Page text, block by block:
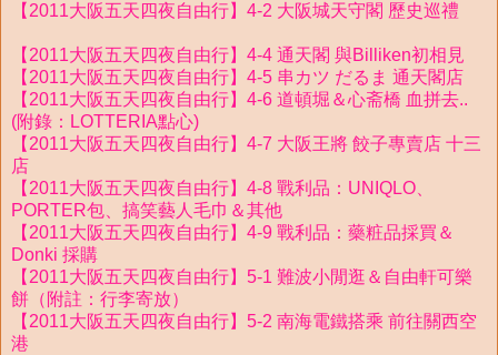
【2011大阪五天四夜自由行】4-2 大阪城天守閣 歷史巡禮
【2011大阪五天四夜自由行】4-4 通天閣 與Billiken初相見
【2011大阪五天四夜自由行】4-5 串カツ だるま 通天閣店
【2011大阪五天四夜自由行】4-6 道頓堀＆心斋橋 血拼去..
(附錄：LOTTERIA點心)
【2011大阪五天四夜自由行】4-7 大阪王將 餃子專賣店 十三
店
【2011大阪五天四夜自由行】4-8 戰利品：UNIQLO、
PORTER包、搞笑藝人毛巾＆其他
【2011大阪五天四夜自由行】4-9 戰利品：藥粧品採買＆
Donki 採購
【2011大阪五天四夜自由行】5-1 難波小閒逛＆自由軒可樂
餅（附註：行李寄放）
【2011大阪五天四夜自由行】5-2 南海電鐵搭乘 前往關西空
港